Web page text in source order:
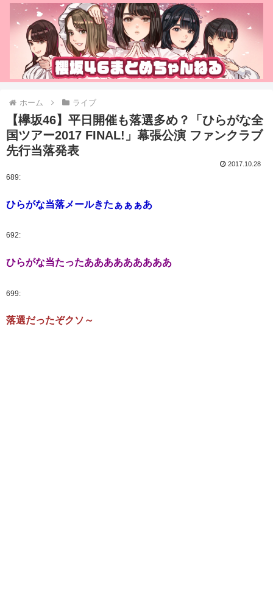
ホーム ライブ
【欅坂46】平日開催も落選多め？「ひらがな全
国ツアー2017 FINAL!」幕張公演 ファンクラブ
先行当落発表
2017.10.28
689:
ひらがな当落メールきたぁぁぁあ
692:
ひらがな当たったあああああああああ
699:
落選だったぞクソ～